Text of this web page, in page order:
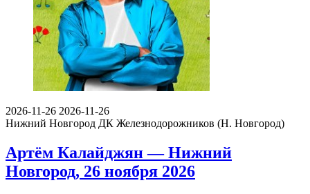
2026-11-26 2026-11-26
Нижний Новгород ДК Железнодорожников (Н. Новгород)
Артём Калайджян — Нижний
Новгород, 26 ноября 2026